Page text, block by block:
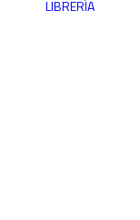
LIBRERÍA